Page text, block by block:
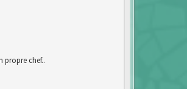
propre chef..